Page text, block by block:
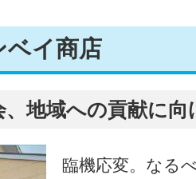
ベイ商店
、地域への貢献に
臨機応変。なる